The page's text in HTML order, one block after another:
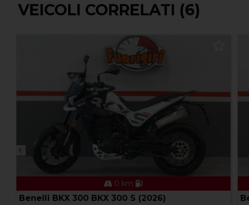
VEICOLI CORRELATI (6)
0 km
Benelli BKX 300 BKX 300 S (2026)